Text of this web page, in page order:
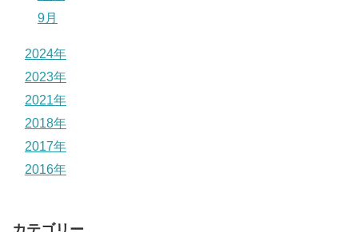
9月
2024年
2023年
2021年
2018年
2017年
2016年